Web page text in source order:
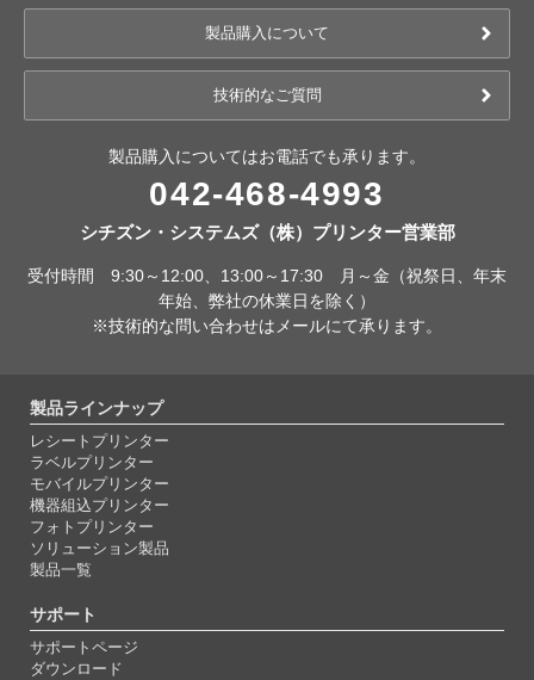
製品購入について
技術的なご質問
製品購入についてはお電話でも承ります。
042-468-4993
シチズン・システムズ（株）プリンター営業部
受付時間 9:30～12:00、13:00～17:30 月～金（祝祭日、年末
年始、弊社の休業日を除く）
※技術的な問い合わせはメールにて承ります。
製品ラインナップ
レシートプリンター
ラベルプリンター
モバイルプリンター
機器組込プリンター
フォトプリンター
ソリューション製品
製品一覧
サポート
サポートページ
ダウンロード